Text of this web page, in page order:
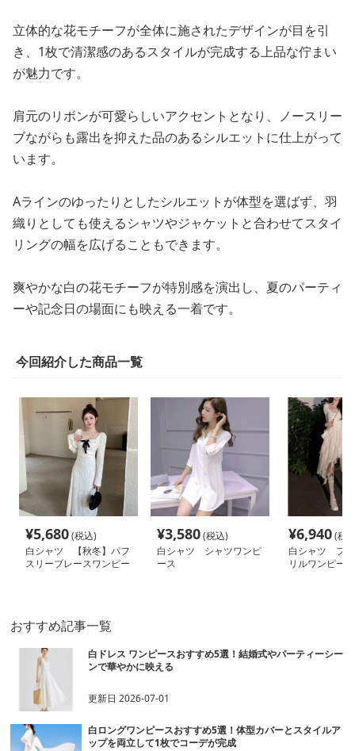
立体的な花モチーフが全体に施されたデザインが目を引
き、1枚で清潔感のあるスタイルが完成する上品な佇まい
が魅力です。
肩元のリボンが可愛らしいアクセントとなり、ノースリー
ブながらも露出を抑えた品のあるシルエットに仕上がって
います。
Aラインのゆったりとしたシルエットが体型を選ばず、羽
織りとしても使えるシャツやジャケットと合わせてスタイ
リングの幅を広げることもできます。
爽やかな白の花モチーフが特別感を演出し、夏のパーティ
ーや記念日の場面にも映える一着です。
今回紹介した商品一覧
¥5,680(税込)
白シャツ 【秋冬】パフ
スリーブレースワンピー
¥3,580(税込)
白シャツ シャツワンピ
ース
¥6,940(税
白シャツ フ
リルワンピース
おすすめ記事一覧
白ドレス ワンピースおすすめ5選！結婚式やパーティーシー
ンで華やかに映える
更新日2026-07-01
白ロングワンピースおすすめ5選！体型カバーとスタイルア
ップを両立して1枚でコーデが完成